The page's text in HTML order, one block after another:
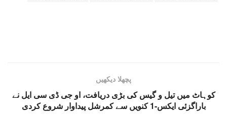
پچھلا دیکھیں
کوہاٹ میں تیل و گیس کی بڑی دریافت، او جی ڈی سی ایل نے
باراگزئی ایکس-1 کنویں سے کمرشل پیداوار شروع کردی